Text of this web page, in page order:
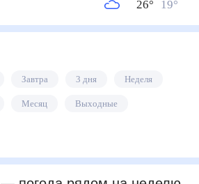
26° 19°
Завтра 3 дня Неделя
Месяц Выходные